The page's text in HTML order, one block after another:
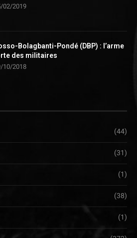
02/2019
Bolagbanti-Pondé (DBP) : l’arme
des militaires
10/2018
(44)
(31)
(1)
(38)
(1)